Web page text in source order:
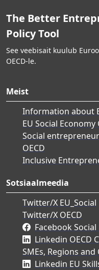
The Better
Policy Tool
See veebisait kuulub
OECD-le.
Meist
Information about
EU Social Economy
Social
OECD
Inclusive
Sotsiaalmeedia
Twitter/X EU_Social
Twitter/X OECD
Facebook
Linkedin OECD
SMEs, Regions and
Linkedin EU